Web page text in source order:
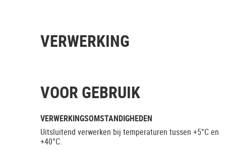
VERWERKING
VOOR GEBRUIK
VERWERKINGSOMSTANDIGHEDEN
Uitsluitend verwerken bij temperaturen tussen +5°C en
+40°C.